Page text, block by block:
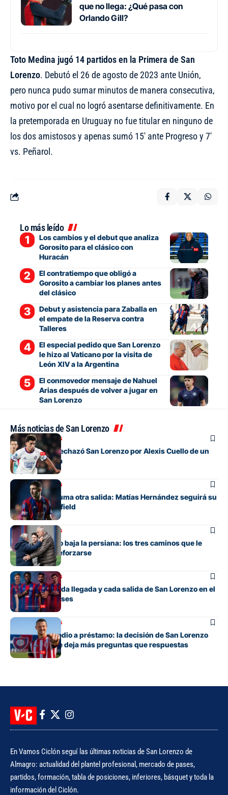
que no llega: ¿Qué pasa con
Orlando Gill?
Toto Medina jugó 14 partidos en la Primera de San
Lorenzo. Debutó el 26 de agosto de 2023 ante Unión,
pero nunca pudo sumar minutos de manera consecutiva,
motivo por el cual no logró asentarse definitivamente. En
la pretemporada en Uruguay no fue titular en ninguno de
los dos amistosos y apenas sumó 15′ ante Progreso y 7′
vs. Peñarol.
Lo más leído
Los cambios y el debut que analiza
Gorosito para el clásico con
Huracán
El contratiempo que obligó a
Gorosito a cambiar los planes antes
del clásico
Debut y asistencia para Zaballa en
el empate de la Reserva contra
Talleres
El especial pedido que San Lorenzo
le hizo al Vaticano por la visita de
León XIV a la Argentina
El conmovedor mensaje de Nahuel
Arias después de volver a jugar en
San Lorenzo
Más noticias de San Lorenzo
Mercado de pases
La oferta que rechazó San Lorenzo por Alexis Cuello de un
club de España
Mercado de pases
San Lorenzo suma otra salida: Matías Hernández seguirá su
carrera en Banfield
Mercado de pases
San Lorenzo no baja la persiana: los tres caminos que le
quedan para reforzarse
Mercado de pases
El detalle de cada llegada y cada salida de San Lorenzo en el
mercado de pases
Mercado de pases
Tres años y medio a préstamo: la decisión de San Lorenzo
con Bruera que deja más preguntas que respuestas
En Vamos Ciclón seguí las últimas noticias de San Lorenzo de
Almagro: actualidad del plantel profesional, mercado de pases,
partidos, formación, tabla de posiciones, inferiores, básquet y toda la
información del Ciclón.